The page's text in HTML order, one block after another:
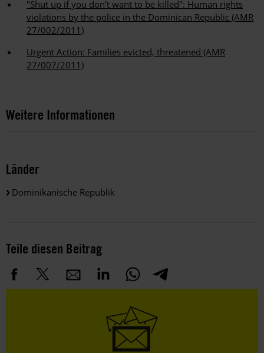
"Shut up if you don’t want to be killed": Human rights
violations by the police in the Dominican Republic (AMR
27/002/2011)
Urgent Action: Families evicted, threatened (AMR
27/007/2011)
Weitere Informationen
Länder
Dominikanische Republik
Teile diesen Beitrag